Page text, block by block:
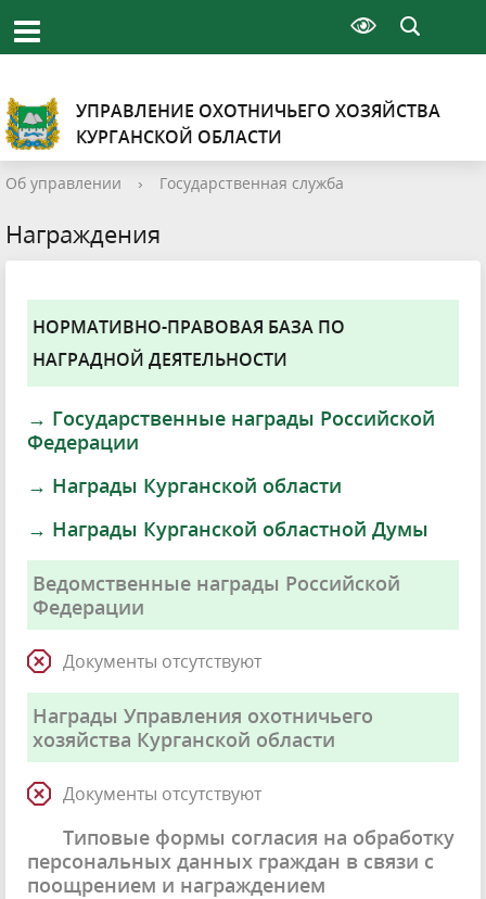
УПРАВЛЕНИЕ ОХОТНИЧЬЕГО ХОЗЯЙСТВА
КУРГАНСКОЙ ОБЛАСТИ
Об управлении › Государственная служба
Награждения
НОРМАТИВНО-ПРАВОВАЯ БАЗА ПО
НАГРАДНОЙ ДЕЯТЕЛЬНОСТИ
→ Государственные награды Российской
Федерации
→ Награды Курганской области
→ Награды Курганской областной Думы
Ведомственные награды Российской
Федерации
Документы отсутствуют
Награды Управления охотничьего
хозяйства Курганской области
Документы отсутствуют
Типовые формы согласия на обработку
персональных данных граждан в связи с
поощрением и награждением